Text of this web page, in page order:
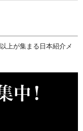
上が集まる日本紹介メ